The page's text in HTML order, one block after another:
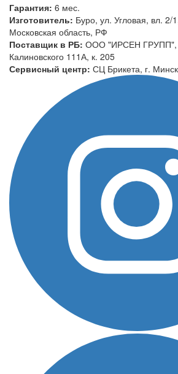
Гарантия: 6 мес.
Изготовитель: Буро, ул. Угловая, вл. 2/
Московская область, РФ
Поставщик в РБ: ООО "ИРСЕН ГРУПП",
Калиновского 111А, к. 205
Сервисный центр: СЦ Брикета, г.